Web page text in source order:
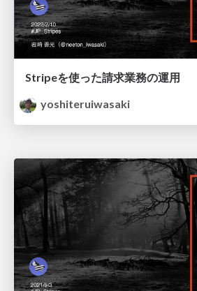
Stripeを使った請求業務の運用
yoshiteruiwasaki